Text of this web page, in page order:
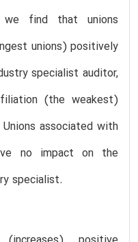
we find that unions
unions) positively
specialist auditor,
(the weakest)
associated with
no impact on the
specialist.